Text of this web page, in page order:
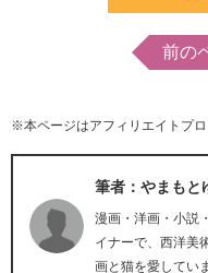
前の
※本ページはアフィリエイトプ
筆者：やまもと
漫画・洋画・小説
イナーで、西洋美
画と猫を愛してい